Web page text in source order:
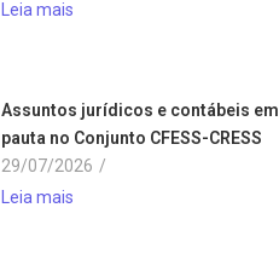
Leia mais
Assuntos jurídicos e contábeis em
pauta no Conjunto CFESS-CRESS
29/07/2026 /
Leia mais